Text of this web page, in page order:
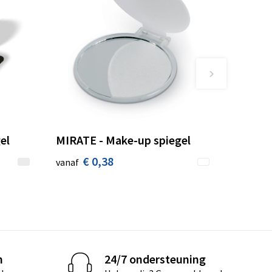
MIRATE - Make-up spiegel
vanaf € 0,38
24/7 ondersteuning